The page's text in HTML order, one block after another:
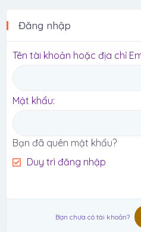
Đăng nhập
Tên tài khoản hoặc địa chỉ
Mật khẩu
Bạn đã quên mật khẩu?
Duy trì đăng nhập
Bạn chưa có tài khoản?